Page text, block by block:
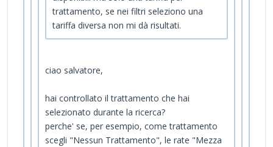
trattamento, se nei filtri seleziono una
tariffa diversa non mi dà risultati.
ciao salvatore,
hai controllato il trattamento che hai
selezionato durante la ricerca?
perche' se, per esempio, come trattamento
scegli "Nessun Trattamento", le rate "Mezza